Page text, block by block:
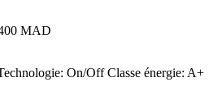
MAD
On/OffClasse énergie: A+